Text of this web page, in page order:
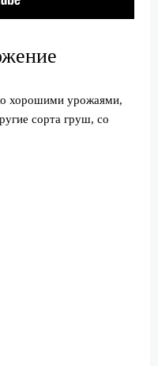
хорошими урожаями,
сорта груш, со